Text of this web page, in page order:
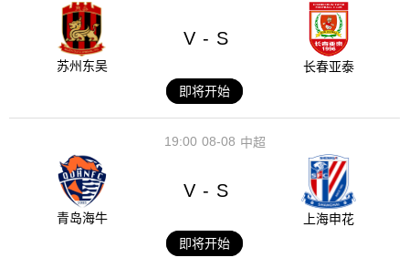
苏州东吴
V - S
长春亚泰
即将开始
08-08
19:00 中超
青岛海牛
V - S
上海申花
即将开始